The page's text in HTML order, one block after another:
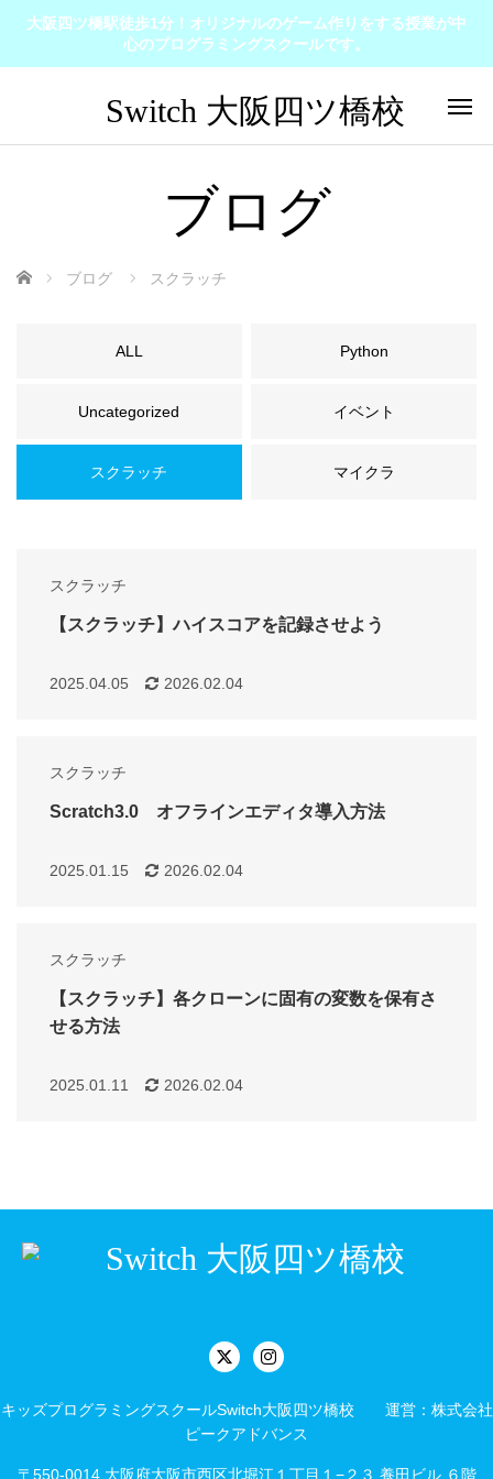
大阪四ツ橋駅徒歩1分！オリジナルのゲーム作りをする授業が中
心のプログラミングスクールです。
ブログ
ホーム ブログ スクラッチ
ALL Python
Uncategorized イベント
スクラッチ マイクラ
スクラッチ
【スクラッチ】ハイスコアを記録させよう
2025.04.05 2026.02.04
スクラッチ
Scratch3.0 オフラインエディタ導入方法
2025.01.15 2026.02.04
スクラッチ
【スクラッチ】各クローンに固有の変数を保有さ
せる方法
2025.01.11 2026.02.04
キッズプログラミングスクールSwitch大阪四ツ橋校 運営：株式会社
ピークアドバンス
〒550-0014 大阪府大阪市西区北堀江１丁目１−２３ 養田ビル ６階